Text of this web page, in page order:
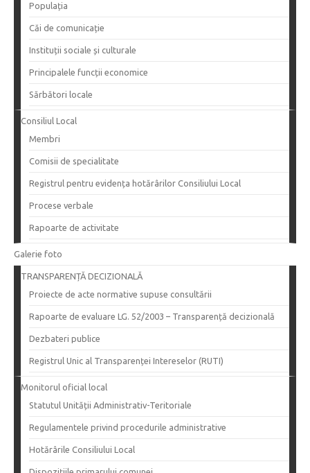
Populația
Căi de comunicație
Instituții sociale și culturale
Principalele funcții economice
Sărbători locale
Consiliul Local
Membri
Comisii de specialitate
Registrul pentru evidența hotărârilor Consiliului Local
Procese verbale
Rapoarte de activitate
Galerie foto
TRANSPARENȚĂ DECIZIONALĂ
Proiecte de acte normative supuse consultării
Rapoarte de evaluare LG. 52/2003 – Transparență decizională
Dezbateri publice
Registrul Unic al Transparenței Intereselor (RUTI)
Monitorul oficial local
Statutul Unității Administrativ-Teritoriale
Regulamentele privind procedurile administrative
Hotărârile Consiliului Local